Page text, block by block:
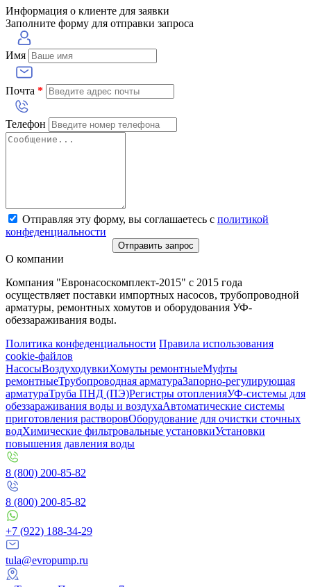
Информация о клиенте для заявки
Заполните форму для отправки запроса
Имя
Почта *
Телефон
Отправляя эту форму, вы соглашаетесь с политикой
конфеденциальности
Отправить запрос
О компании
Компания "Евронасоскомплект-2015" с 2015 года
осуществляет поставки импортных насосов, трубопроводной
арматуры, ремонтных хомутов и оборудования УФ-
обеззараживания воды.
Политика конфеденциальности Правила использования
cookie-файлов
НасосыВоздуходувкиХомуты ремонтныеМуфты
ремонтныеТрубопроводная арматураЗапорно-регулирующая
арматураТруба ПНД (ПЭ)Регистры отопленияУФ-системы для
обеззараживания воды и воздухаАвтоматические системы
приготовления растворовОборудование для очистки сточных
водХимические фильтровальные установкиУстановки
повышения давления воды
8 (800) 200-85-82
8 (800) 200-85-82
+7 (922) 188-34-29
tula@evropump.ru